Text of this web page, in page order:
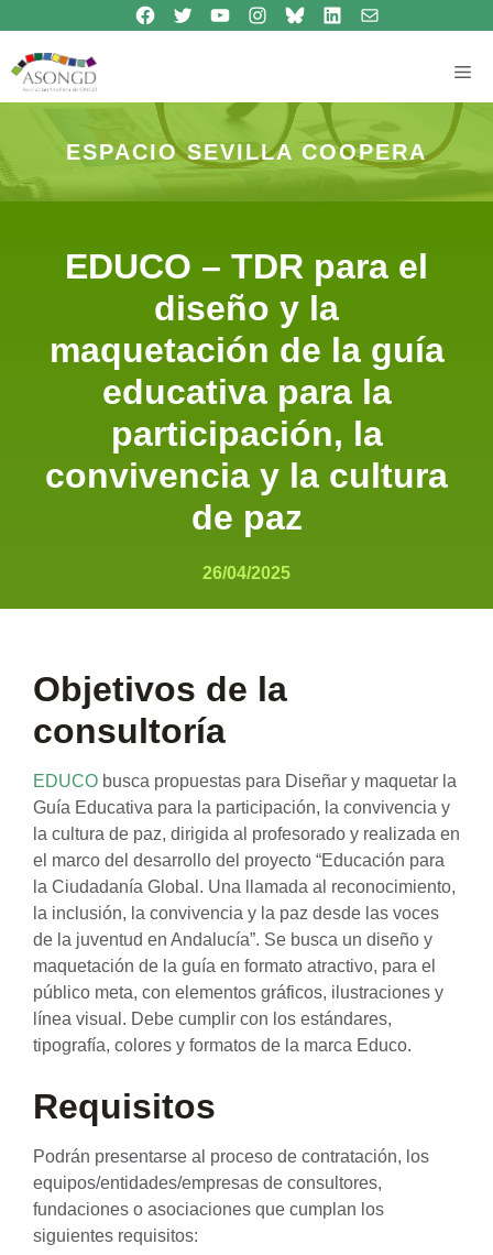
contenido
Síguenos en Facebook
Síguenos en TwitterSíguenos en Youtube
Síguenos en Instagram
Bluesky
Síguenos en Linkedincontacto
ESPACIO SEVILLA COOPERA
EDUCO – TDR para el
diseño y la
maquetación de la guía
educativa para la
participación, la
convivencia y la cultura
de paz
26/04/2025
Objetivos de la
consultoría
EDUCO busca propuestas para Diseñar y maquetar la
Guía Educativa para la participación, la convivencia y
la cultura de paz, dirigida al profesorado y realizada en
el marco del desarrollo del proyecto “Educación para
la Ciudadanía Global. Una llamada al reconocimiento,
la inclusión, la convivencia y la paz desde las voces
de la juventud en Andalucía”. Se busca un diseño y
maquetación de la guía en formato atractivo, para el
público meta, con elementos gráficos, ilustraciones y
línea visual. Debe cumplir con los estándares,
tipografía, colores y formatos de la marca Educo.
Requisitos
Podrán presentarse al proceso de contratación, los
equipos/entidades/empresas de consultores,
fundaciones o asociaciones que cumplan los
siguientes requisitos: